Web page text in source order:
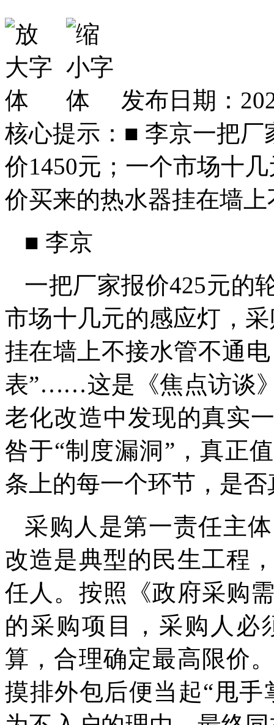
发布日期：
核心提示：■ 李京一把厂
价1450元；一个市场十
价买来的热水器挂在墙
■ 李京
一把厂家报价425元的
市场十几元的感应灯，
挂在墙上不接水管不通
表”……这是《焦点访谈
老化改造中发现的真实
咎于“制度漏洞”，真正
条上的每一个环节，是
采购人是第一责任主
改造是典型的民生工程
任人。按照《政府采购
的采购项目，采购人必
算，合理确定最高限价
摸排外包后便当起“甩手